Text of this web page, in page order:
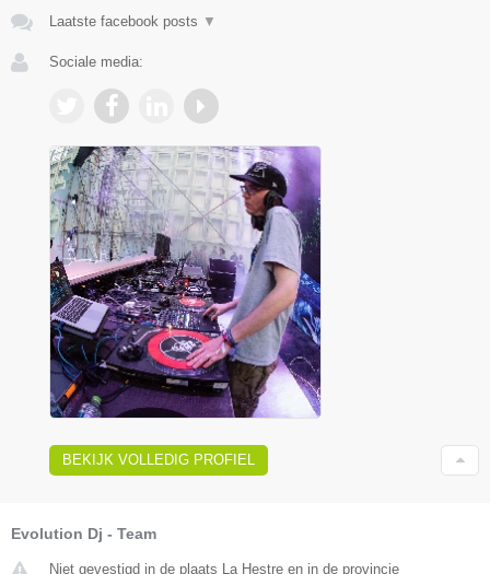
Laatste facebook posts ▼
Sociale media:
BEKIJK VOLLEDIG PROFIEL
Evolution Dj - Team
Niet gevestigd in de plaats La Hestre en in de provincie